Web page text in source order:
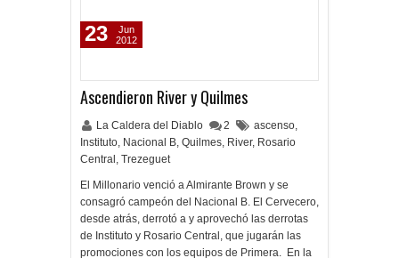
Ascendieron River y Quilmes
La Caldera del Diablo 2 ascenso,
Instituto, Nacional B, Quilmes, River, Rosario
Central , Trezeguet
El Millonario venció a Almirante Brown y se
consagró campeón del Nacional B. El Cervecero,
desde atrás, derrotó a y aprovechó las derrotas
de Instituto y Rosario Central, que jugarán las
promociones con los equipos de Primera. En la
23
Jun
2012